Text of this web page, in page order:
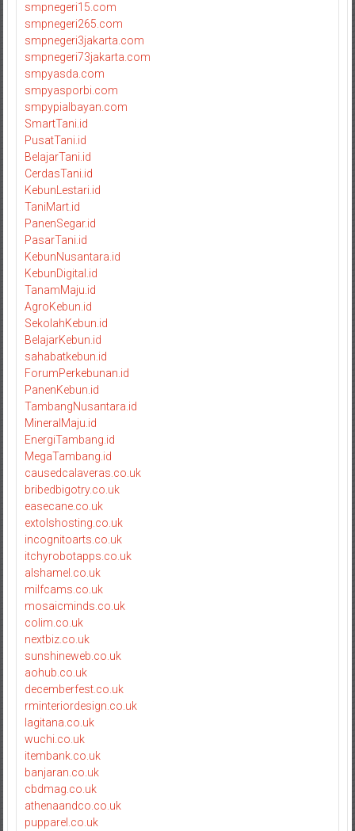
smpnegeri15.com
smpnegeri265.com
smpnegeri3jakarta.com
smpnegeri73jakarta.com
smpyasda.com
smpyasporbi.com
smpypialbayan.com
SmartTani.id
PusatTani.id
BelajarTani.id
CerdasTani.id
KebunLestari.id
TaniMart.id
PanenSegar.id
PasarTani.id
KebunNusantara.id
KebunDigital.id
TanamMaju.id
AgroKebun.id
SekolahKebun.id
BelajarKebun.id
sahabatkebun.id
ForumPerkebunan.id
PanenKebun.id
TambangNusantara.id
MineralMaju.id
EnergiTambang.id
MegaTambang.id
causedcalaveras.co.uk
bribedbigotry.co.uk
easecane.co.uk
extolshosting.co.uk
incognitoarts.co.uk
itchyrobotapps.co.uk
alshamel.co.uk
milfcams.co.uk
mosaicminds.co.uk
colim.co.uk
nextbiz.co.uk
sunshineweb.co.uk
aohub.co.uk
decemberfest.co.uk
rminteriordesign.co.uk
lagitana.co.uk
wuchi.co.uk
itembank.co.uk
banjaran.co.uk
cbdmag.co.uk
athenaandco.co.uk
pupparel.co.uk